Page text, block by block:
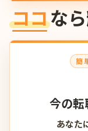
ココな
簡
今の転
あなた